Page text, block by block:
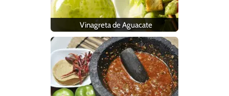
Vinagreta de Aguacate